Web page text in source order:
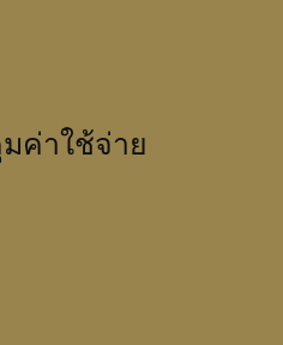
ค่าใช้จ่าย